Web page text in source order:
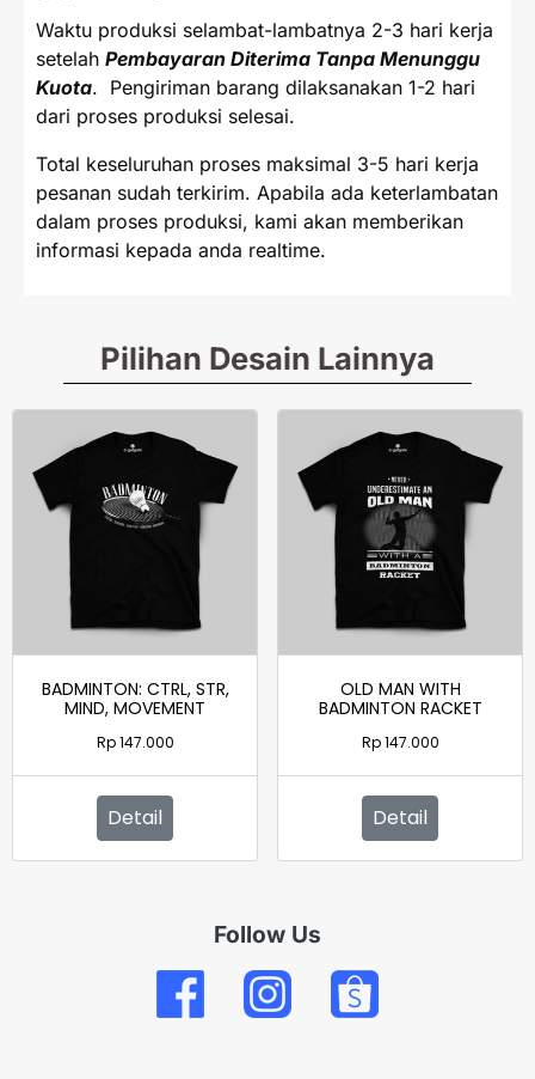
Waktu produksi selambat-lambatnya 2-3 hari kerja
setelah Pembayaran Diterima Tanpa Menunggu
Kuota. Pengiriman barang dilaksanakan 1-2 hari
dari proses produksi selesai.
Total keseluruhan proses maksimal 3-5 hari kerja
pesanan sudah terkirim. Apabila ada keterlambatan
dalam proses produksi, kami akan memberikan
informasi kepada anda realtime.
Pilihan Desain Lainnya
BADMINTON: CTRL, STR,
MIND, MOVEMENT
Rp147.000
Detail
OLD MAN WITH
BADMINTON RACKET
Rp147.000
Detail
Follow Us